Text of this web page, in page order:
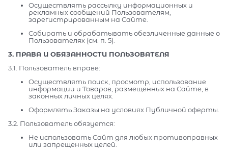
Осуществлять рассылку информационных и
рекламных сообщений Пользователям,
зарегистрированным на Сайте.
Собирать и обрабатывать обезличенные данные о
Пользователях (см. п. 5).
3. ПРАВА И ОБЯЗАННОСТИ ПОЛЬЗОВАТЕЛЯ
3.1. Пользователь вправе:
Осуществлять поиск, просмотр, использование
информации и Товаров, размещенных на Сайте, в
законных личных целях.
Оформлять Заказы на условиях Публичной оферты.
3.2. Пользователь обязуется:
Не использовать Сайт для любых противоправных
или запрещенных целей.